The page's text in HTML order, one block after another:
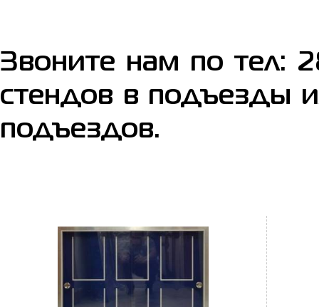
Звоните нам по тел:
стендов в подъезды
подъездов.